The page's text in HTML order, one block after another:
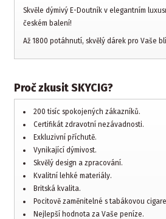
Skvěle dýmivý E-Doutník v elegantním
českém balení!
Až 1800 potáhnutí, skvělý dárek pro Vaše
Proč zkusit SKYCIG?
200 tisíc spokojených zákazníků.
Certifikát zdravotní nezávadnosti.
Exkluzivní příchutě.
Vynikající dýmivost.
Skvělý design a zpracování.
Kvalitní lehké materiály.
Britská kvalita.
Pocitově zaměnitelné s tabákovou
Nejlepší hodnota za Vaše peníze.